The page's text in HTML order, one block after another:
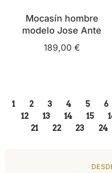
Mocasín hombre
modelo Jose Ante
189,00€
1 2 3 4 5 6
12
13 14 15
21
22 23 24